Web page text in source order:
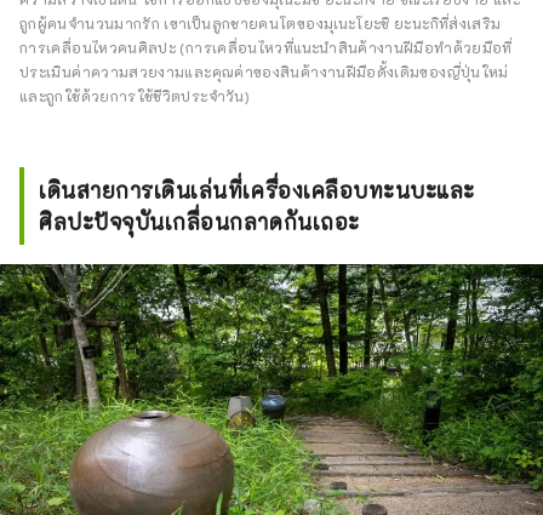
ถูกผู้คนจำนวนมากรัก เขาเป็นลูกชายคนโตของมุเนะโยะชิ ยะนะกิที่ส่งเสริม
การเคลื่อนไหวคนศิลปะ (การเคลื่อนไหวที่แนะนำสินค้างานฝีมือทำด้วยมือที่
ประเมินค่าความสวยงามและคุณค่าของสินค้างานฝีมือดั้งเดิมของญี่ปุ่นใหม่
และถูกใช้ด้วยการใช้ชีวิตประจำวัน)
เดินสายการเดินเล่นที่เครื่องเคลือบทะนบะและ
ศิลปะปัจจุบันเกลื่อนกลาดกันเถอะ